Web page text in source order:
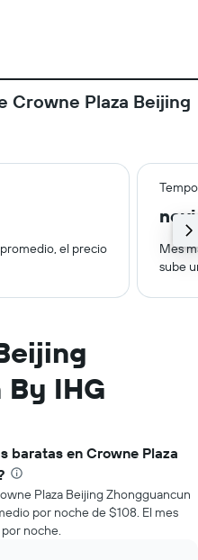
Crowne Plaza Beijing
el precio
Mes
sube
IHG
baratas en Crowne Plaza
Plaza Beijing Zhongguancun
por noche de $108. El mes
noche.